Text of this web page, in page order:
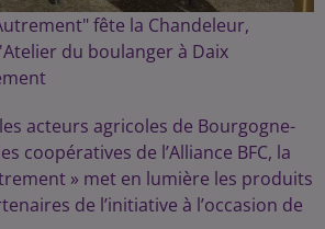
fête la Chandeleur,
du boulanger à Daix
acteurs agricoles de Bourgogne-
coopératives de l’Alliance BFC, la
» met en lumière les produits
de l’initiative à l’occasion de